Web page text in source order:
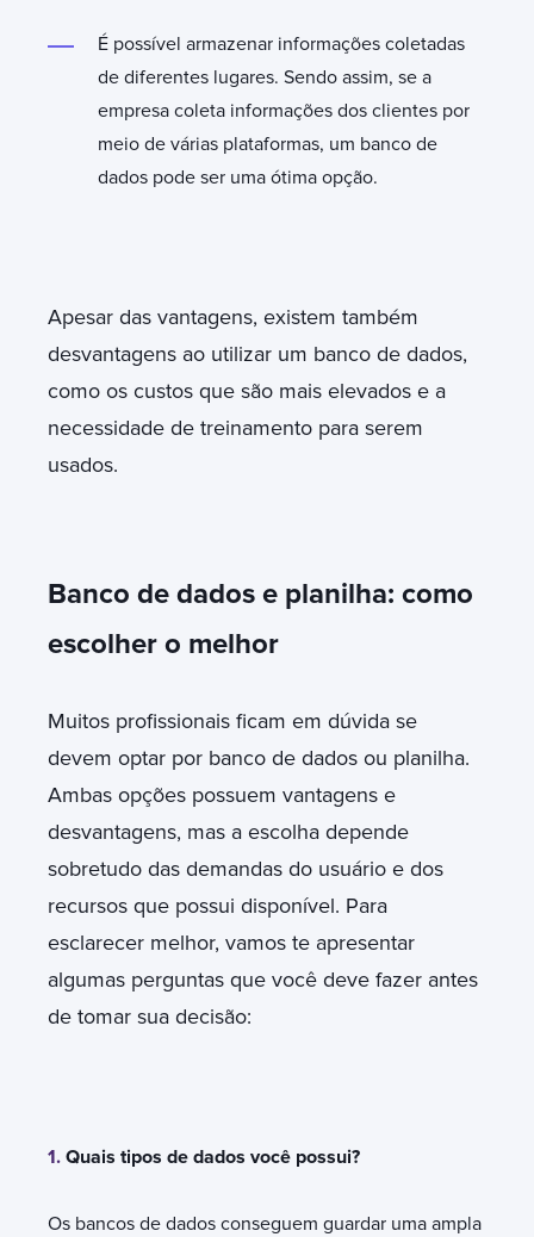
É possível armazenar informações coletadas
de diferentes lugares. Sendo assim, se a
empresa coleta informações dos clientes por
meio de várias plataformas, um banco de
dados pode ser uma ótima opção.
Apesar das vantagens, existem também
desvantagens ao utilizar um banco de dados,
como os custos que são mais elevados e a
necessidade de treinamento para serem
usados.
Banco de dados e planilha: como
escolher o melhor
Muitos profissionais ficam em dúvida se
devem optar por banco de dados ou planilha.
Ambas opções possuem vantagens e
desvantagens, mas a escolha depende
sobretudo das demandas do usuário e dos
recursos que possui disponível. Para
esclarecer melhor, vamos te apresentar
algumas perguntas que você deve fazer antes
de tomar sua decisão:
1. Quais tipos de dados você possui?
Os bancos de dados conseguem guardar uma ampla